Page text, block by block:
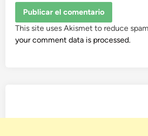
This site uses Akismet to reduce
your comment data is processed.